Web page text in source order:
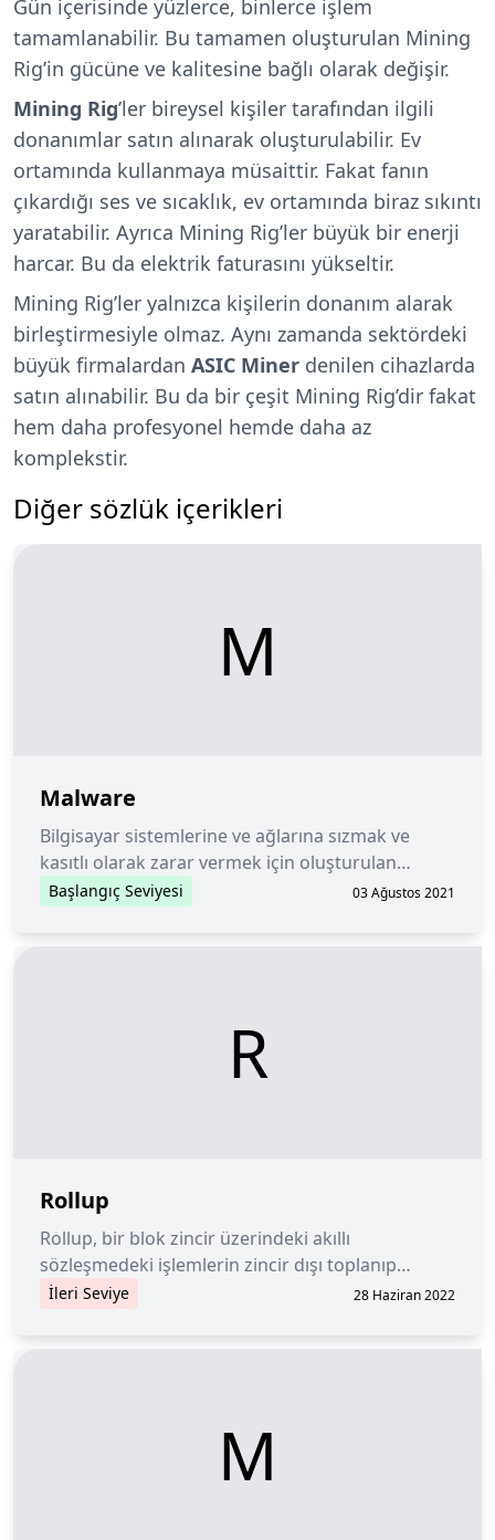
Gün içerisinde yüzlerce, binlerce işlem
tamamlanabilir. Bu tamamen oluşturulan Mining
Rig’in gücüne ve kalitesine bağlı olarak değişir.
Mining Rig’ler bireysel kişiler tarafından ilgili
donanımlar satın alınarak oluşturulabilir. Ev
ortamında kullanmaya müsaittir. Fakat fanın
çıkardığı ses ve sıcaklık, ev ortamında biraz sıkıntı
yaratabilir. Ayrıca Mining Rig’ler büyük bir enerji
harcar. Bu da elektrik faturasını yükseltir.
Mining Rig’ler yalnızca kişilerin donanım alarak
birleştirmesiyle olmaz. Aynı zamanda sektördeki
büyük firmalardan ASIC Miner denilen cihazlarda
satın alınabilir. Bu da bir çeşit Mining Rig’dir fakat
hem daha profesyonel hemde daha az
komplekstir.
Diğer sözlük içerikleri
M
Malware
Bilgisayar sistemlerine ve ağlarına sızmak ve
kasıtlı olarak zarar vermek için oluşturulan
herhangi bir yazılım programı veya kodu.
Başlangıç Seviyesi 03 Ağustos 2021
R
Rollup
Rollup, bir blok zincir üzerindeki akıllı
sözleşmedeki işlemlerin zincir dışı toplanıp
yeniden ana blok zincire iletilmesidir.
İleri Seviye 28 Haziran 2022
M